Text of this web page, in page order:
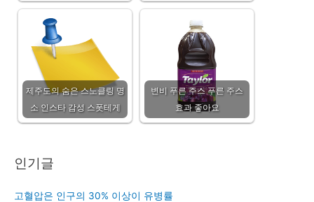
제주도의 숨은 스노클링 명
소 인스타 감성 스폿테게
변비 푸른 주스 푸른 주스
효과 좋아요
인기글
고혈압은 인구의 30% 이상이 유병률